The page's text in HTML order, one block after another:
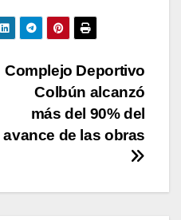
Complejo Deportivo
Colbún alcanzó
más del 90% del
avance de las obras